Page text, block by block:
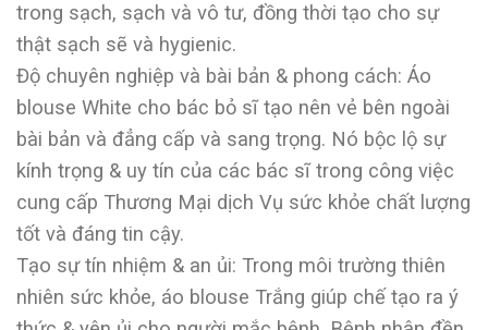
trong sạch, sạch và vô tư, đồng thời tạo cho sự
thật sạch sẽ và hygienic.
Độ chuyên nghiệp và bài bản & phong cách: Áo
blouse White cho bác bỏ sĩ tạo nên vẻ bên ngoài
bài bản và đẳng cấp và sang trọng. Nó bộc lộ sự
kính trọng & uy tín của các bác sĩ trong công việc
cung cấp Thương Mại dịch Vụ sức khỏe chất lượng
tốt và đáng tin cậy.
Tạo sự tín nhiệm & an ủi: Trong môi trường thiên
nhiên sức khỏe, áo blouse Trắng giúp chế tạo ra ý